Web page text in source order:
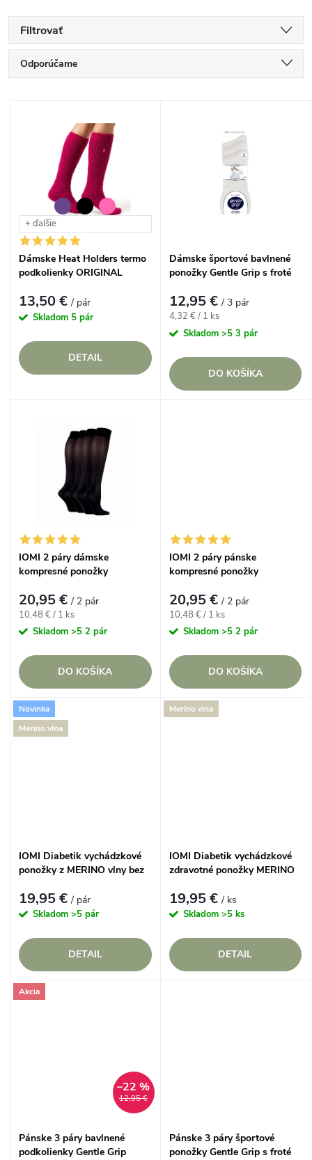
Filtrovať
R
n
e
p
o
o
v
Odporúčame
Najpredávanejšie
Abecedne
s
p
o
o
v
+ ďalšie
Dámske Heat Holders termo
podkolienky ORIGINAL
13,50 €/ pár
Skladom 5 pár
DETAIL
Dámske športové bavlnené
ponožky Gentle Grip s froté
12,95 €/ 3 pár
Jednotková
cena:
4,32 € / 1 ks
Skladom >5 3 pár
DO KOŠÍKA
IOMI 2 páry dámske
kompresné ponožky
41
20,95 €/ 2 pár
Jednotková
cena:
10,48 € / 1 ks
Skladom >5 2 pár
DO KOŠÍKA
IOMI 2 páry pánske
kompresné ponožky
45
20,95 €/ 2 pár
Jednotková
cena:
10,48 € / 1 ks
Skladom >5 2 pár
DO KOŠÍKA
Novinka
Merino vlna
IOMI Diabetik vychádzkové
ponožky z MERINO vlny bez
19,95 €/ pár
Skladom >5 pár
DETAIL
Merino vlna
IOMI Diabetik vychádzkové
zdravotné ponožky MERINO
19,95 €/ ks
Skladom >5 ks
DETAIL
Akcia
12,95 €
–22 %
Pánske 3 páry bavlnené
podkolienky Gentle Grip
Pánske 3 páry športové
ponožky Gentle Grip s froté